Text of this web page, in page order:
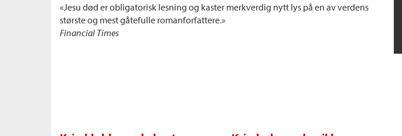
«Jesu død er obligatorisk lesning og kaster merkverdig nytt lys på en av verdens
største og mest gåtefulle romanforfattere.»
Financial Times